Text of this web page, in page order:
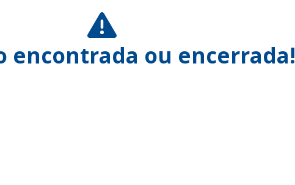
encontrada ou encerrada!